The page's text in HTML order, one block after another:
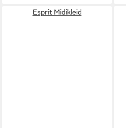
Esprit Midikleid